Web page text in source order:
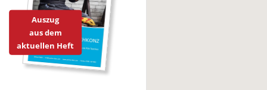
Auszug
aus dem
aktuellen Heft